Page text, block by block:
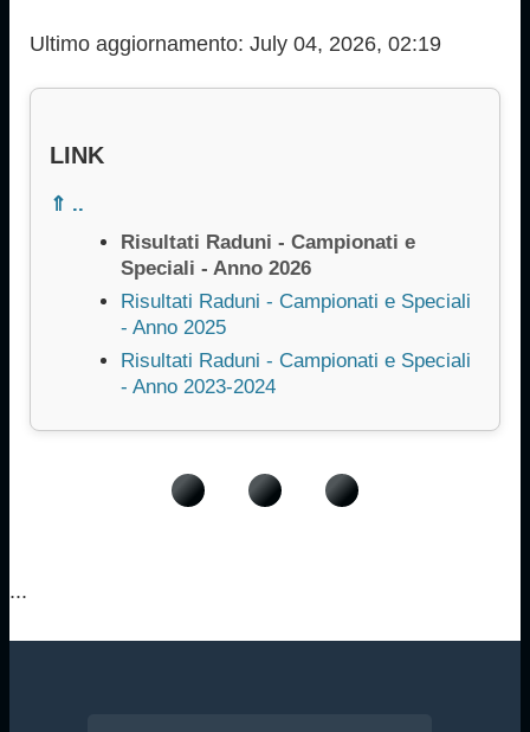
Ultimo aggiornamento: July 04, 2026, 02:19
LINK
⇑ ..
Risultati Raduni - Campionati e
Speciali - Anno 2026
Risultati Raduni - Campionati e Speciali
- Anno 2025
Risultati Raduni - Campionati e Speciali
- Anno 2023-2024
...